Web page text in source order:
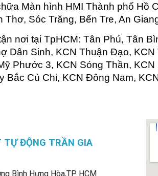
Màn hình HMI Thành phố Hồ
Thơ, Sóc Trăng, Bến Tre, An
nơi tại TpHCM: Tân Phú, Tân
Dân Sinh, KCN Thuận Đạo,
Phước 3, KCN Sóng Thần,
Bắc Củ Chi, KCN Đông Nam,
TỰ ĐỘNG TRẦN GIA
Bình Hưng Hòa,TP. HCM